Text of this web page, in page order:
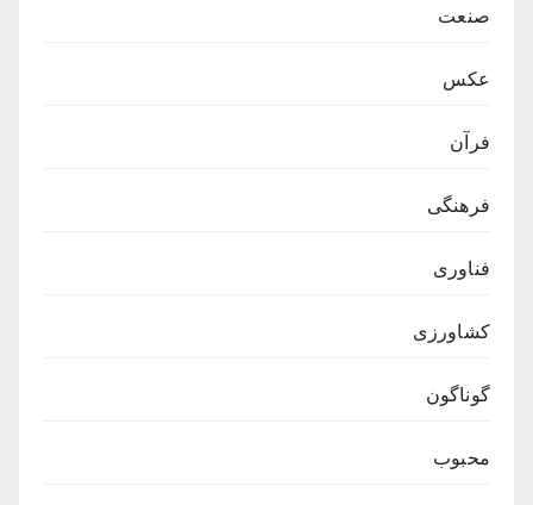
صنعت
عکس
فرآن
فرهنگی
فناوری
کشاورزی
گوناگون
محبوب